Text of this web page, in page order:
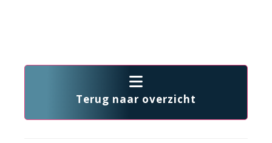
Terug naar overzicht